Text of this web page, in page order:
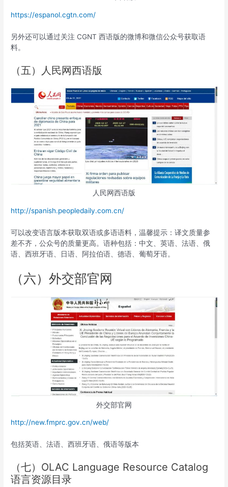
https://espanol.cgtn.com/
另外还可以通过关注 CGNT 西语版的微博和微信公众号获取语
料。
（五）人民网西语版
人民网西语版
http://spanish.peopledaily.com.cn/
可以改变语言版本获取双语或多语语料，温馨提示：译文质量参
差不齐，公众号的质量更高。语种包括：中文、英语、法语、俄
语、西班牙语、日语、阿拉伯语、德语、葡萄牙语。
（六）外交部官网
外交部官网
http://new.fmprc.gov.cn/web/
包括英语、法语、西班牙语、俄语等版本
（七）OLAC Language Resource Catalog
语言资源目录